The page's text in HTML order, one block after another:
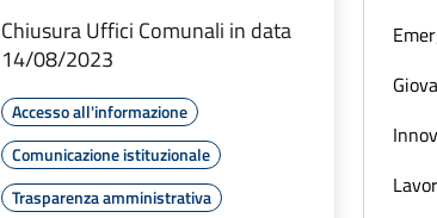
Chiusura Uffici Comunali in data
14/08/2023
Accesso all'informazione
Comunicazione istituzionale
Trasparenza amministrativa